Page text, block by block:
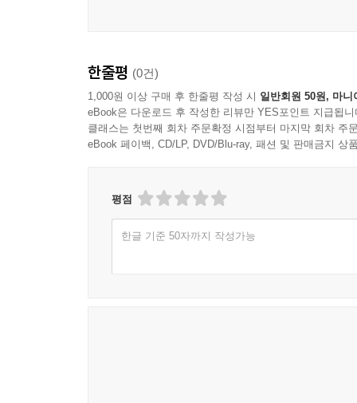
로 운영되지만, 가정교회는 가족 같은 공동체를
들이 늘어나고 있으며, 그 가운데 전도를 통해 교
효율성도 높아진다는 사실을 확인하게 된다.
--- p.145
보는데, 담임목사가 가정교회에 올인하지 않으
한줄평 (0건)
1,000원 이상 구매 후 한줄평 작성 시 일반회원 50원, 마니
eBook은 다운로드 후 작성한 리뷰만 YES포인트 지급됩니
클래스는 첫번째 회차 주문확정 시점부터 마지막 회차 주
eBook 페이백, CD/LP, DVD/Blu-ray, 패션 및 판매금지 상
평점
한글 기준 50자까지 작성가능